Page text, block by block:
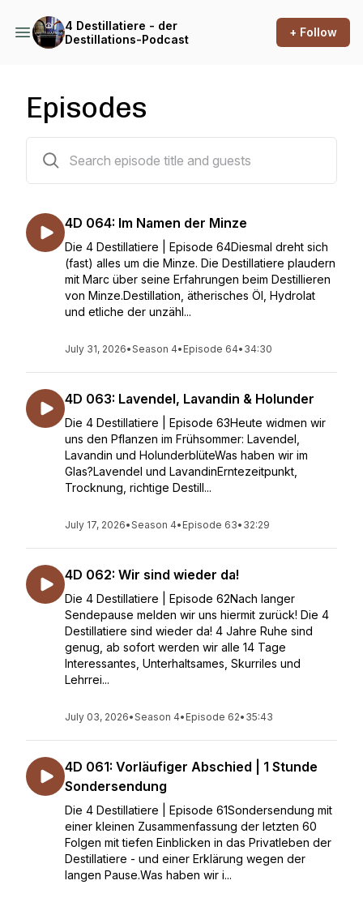
4 Destillatiere - der
Destillations-Podcast
+ Follow
Episodes
4D 064: Im Namen der Minze
Die 4 Destillatiere | Episode 64Diesmal dreht sich
(fast) alles um die Minze. Die Destillatiere plaudern
mit Marc über seine Erfahrungen beim Destillieren
von Minze.Destillation, ätherisches Öl, Hydrolat
und etliche der unzähl...
July 31, 2026•Season 4• Episode 64• 34:30
4D 063: Lavendel, Lavandin & Holunder
Die 4 Destillatiere | Episode 63Heute widmen wir
uns den Pflanzen im Frühsommer: Lavendel,
Lavandin und HolunderblüteWas haben wir im
Glas?Lavendel und LavandinErntezeitpunkt,
Trocknung, richtige Destill...
July 17, 2026•Season 4• Episode 63• 32:29
4D 062: Wir sind wieder da!
Die 4 Destillatiere | Episode 62Nach langer
Sendepause melden wir uns hiermit zurück! Die 4
Destillatiere sind wieder da! 4 Jahre Ruhe sind
genug, ab sofort werden wir alle 14 Tage
Interessantes, Unterhaltsames, Skurriles und
Lehrrei...
July 03, 2026•Season 4• Episode 62• 35:43
4D 061: Vorläufiger Abschied | 1 Stunde
Sondersendung
Die 4 Destillatiere | Episode 61Sondersendung mit
einer kleinen Zusammenfassung der letzten 60
Folgen mit tiefen Einblicken in das Privatleben der
Destillatiere - und einer Erklärung wegen der
langen Pause.Was haben wir i...